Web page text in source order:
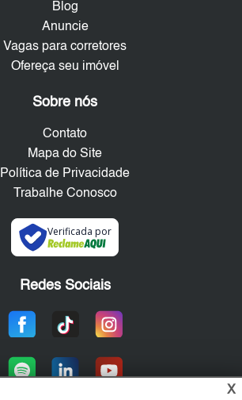
Blog
Anuncie
Vagas para corretores
Ofereça seu imóvel
Sobre nós
Contato
Mapa do Site
Política de Privacidade
Trabalhe Conosco
Verificada por
Redes Sociais
X